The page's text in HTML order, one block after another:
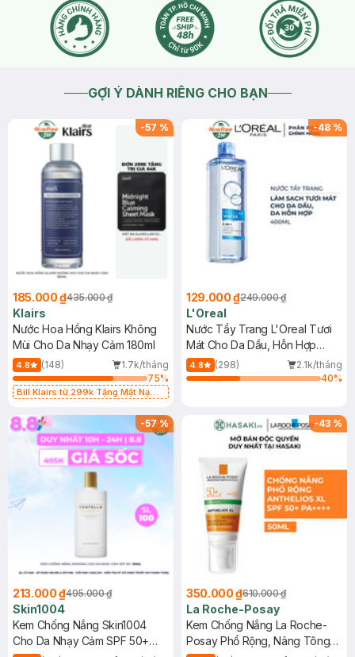
GỢI Ý DÀNH RIÊNG CHO BẠN
-57 %
185.000 ₫435.000 ₫
Klairs
Nước Hoa Hồng Klairs Không
Mùi Cho Da Nhạy Cảm 180ml
4.8 (148)
1.7k/tháng
75%
Bill Klairs từ 299k Tặng Mặt Nạ
25ml (SL Có Hạn)
-48 %
129.000 ₫249.000 ₫
L'Oreal
Nước Tẩy Trang L'Oreal Tươi
Mát Cho Da Dầu, Hỗn Hợp
400ml
4.8 (298)
2.1k/tháng
40%
-57%
213.000 ₫495.000 ₫
Skin1004
Kem Chống Nắng Skin1004
Cho Da Nhạy Cảm SPF 50+
-43 %
350.000 ₫610.000 ₫
La Roche-Posay
Kem Chống Nắng La Roche-
Posay Phổ Rộng, Nâng Tông